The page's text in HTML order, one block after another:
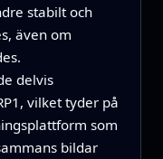
stabilt och
även om
delvis
vilket tyder på
som
bildar